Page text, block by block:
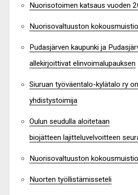
Nuorisotoimen katsaus vuoden
Nuorisovaltuuston
Pudasjärven kaupunki ja
allekirjoittivat elinvoimalupauksen
Siuruan työväentalo-kylätalo ry
yhdistystoimija
Oulun seudulla aloitetaan
biojätteen lajitteluvelvoitteen
Nuorisovaltuuston
Nuorten työllistämisseteli